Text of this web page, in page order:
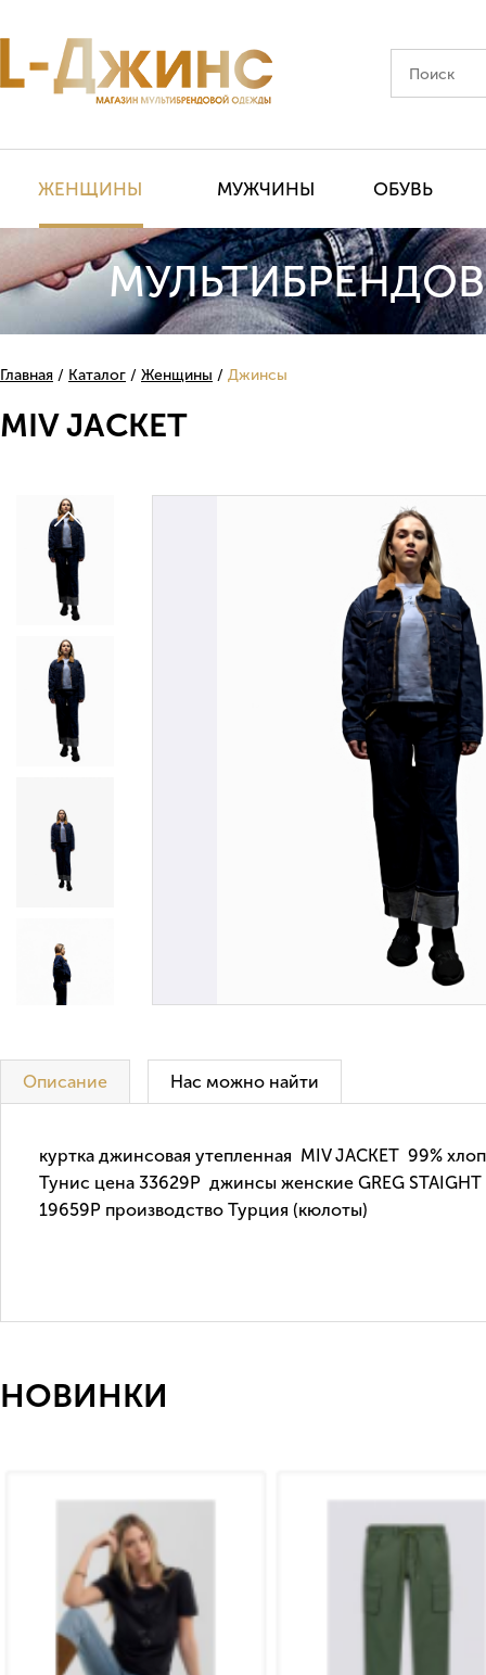
ЖЕНЩИНЫ МУЖЧИНЫ ОБУВЬ
Главная Каталог Женщины Джинсы
MIV JACKET
Описание Нас можно найти
куртка джинсовая утепленная MIV JACKET 99%
Тунис цена 33629Р джинсы женские GREG STAIGHT
19659Р производство Турция (кюлоты)
НОВИНКИ